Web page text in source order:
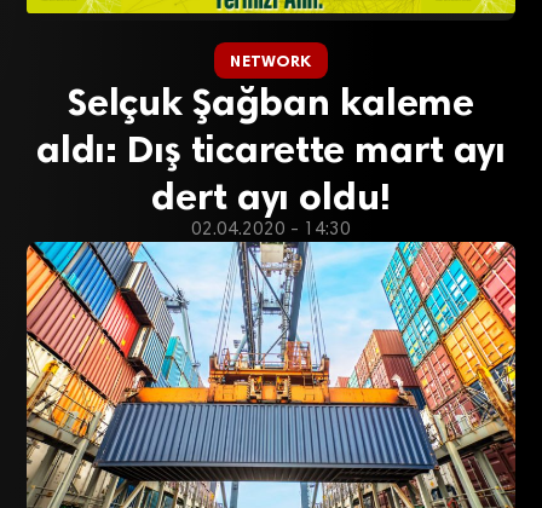
NETWORK
Selçuk Şağban kaleme
aldı: Dış ticarette mart ayı
dert ayı oldu!
02.04.2020 - 14:30